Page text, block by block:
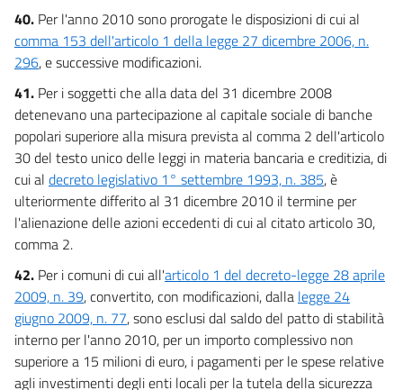
40. Per l'anno 2010 sono prorogate le disposizioni di cui al
comma 153 dell'articolo 1 della legge 27 dicembre 2006, n.
296, e successive modificazioni.
41. Per i soggetti che alla data del 31 dicembre 2008
detenevano una partecipazione al capitale sociale di banche
popolari superiore alla misura prevista al comma 2 dell'articolo
30 del testo unico delle leggi in materia bancaria e creditizia, di
cui al decreto legislativo 1° settembre 1993, n. 385, è
ulteriormente differito al 31 dicembre 2010 il termine per
l'alienazione delle azioni eccedenti di cui al citato articolo 30,
comma 2.
42. Per i comuni di cui all'articolo 1 del decreto-legge 28 aprile
2009, n. 39, convertito, con modificazioni, dalla legge 24
giugno 2009, n. 77, sono esclusi dal saldo del patto di stabilità
interno per l'anno 2010, per un importo complessivo non
superiore a 15 milioni di euro, i pagamenti per le spese relative
agli investimenti degli enti locali per la tutela della sicurezza